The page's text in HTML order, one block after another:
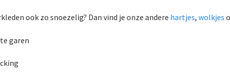
ook zo snoezelig? Dan vind je onze andere hartjes, wolkjes
garen